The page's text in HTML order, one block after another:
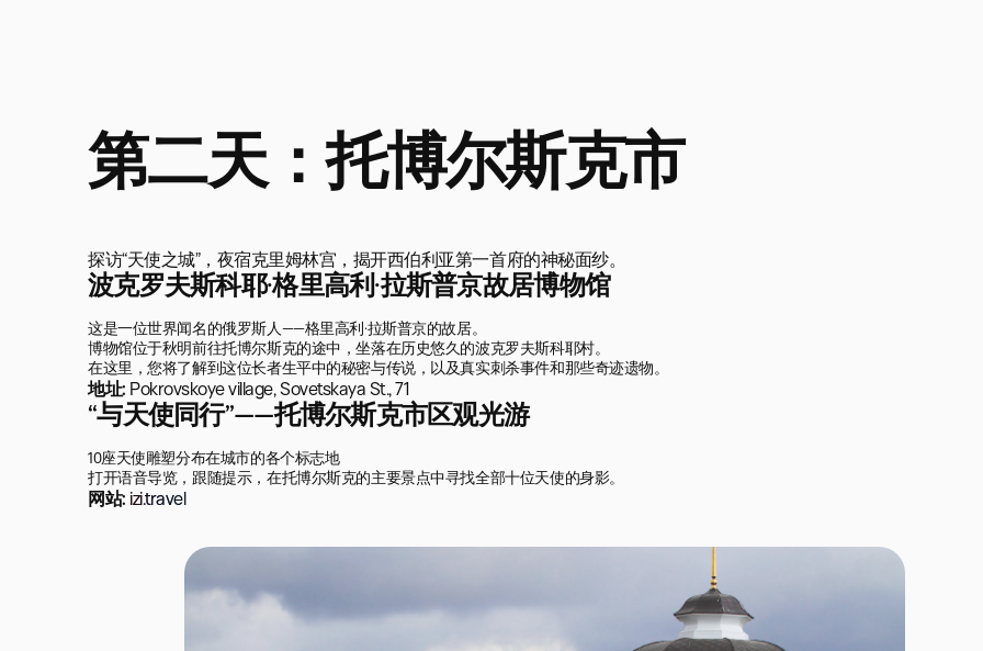
第二天：托博尔斯克市
探访“天使之城”，夜宿克里姆林宫，揭开西伯利亚第一首府的神秘面纱。
波克罗夫斯科耶·格里高利·拉斯普京故居博物馆
这是一位世界闻名的俄罗斯人——格里高利·拉斯普京的故居。
博物馆位于秋明前往托博尔斯克的途中，坐落在历史悠久的波克罗夫斯科耶村。
在这里，您将了解到这位长者生平中的秘密与传说，以及真实刺杀事件和那些奇迹遗物。
地址: Pokrovskoye village, Sovetskaya St., 71
“与天使同行”——托博尔斯克市区观光游
10座天使雕塑分布在城市的各个标志地
打开语音导览，跟随提示，在托博尔斯克的主要景点中寻找全部十位天使的身影。
网站: izi.travel